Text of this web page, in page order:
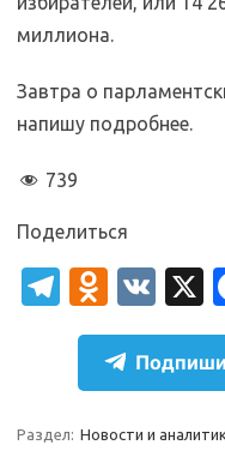
миллиона.
Завтра о
напишу подробнее.
739
Поделиться
T
el
gr
a
O
d
n
o
kl
V
K
Раздел: Новости и